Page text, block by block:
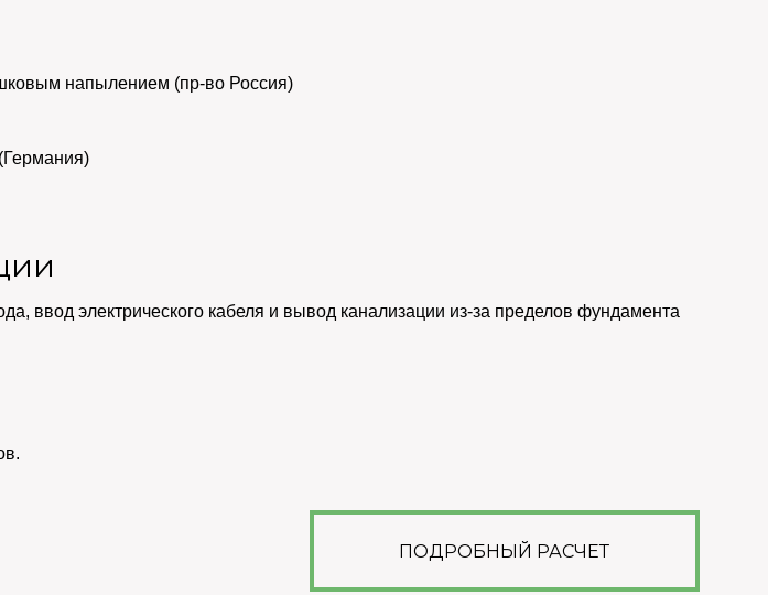
напылением (пр-во Россия)
ввод электрического кабеля и вывод канализации из-за пределов фундамента
ПОДРОБНЫЙ РАСЧЕТ